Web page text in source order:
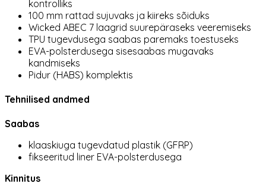
kontrolliks
100 mm rattad sujuvaks ja kiireks sõiduks
Wicked ABEC 7 laagrid suurepäraseks veeremiseks
TPU tugevdusega saabas paremaks toestuseks
EVA-polsterdusega sisesaabas mugavaks
kandmiseks
Pidur (HABS) komplektis
Tehnilised andmed
Saabas
klaaskiuga tugevdatud plastik (GFRP)
fikseeritud liner EVA-polsterdusega
Kinnitus